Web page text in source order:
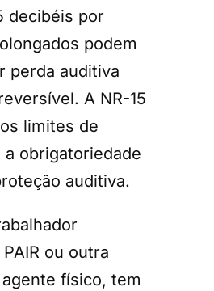
decibéis por
podem
perda auditiva
A NR-15
limites de
obrigatoriedade
auditiva.
ou outra
físico, tem